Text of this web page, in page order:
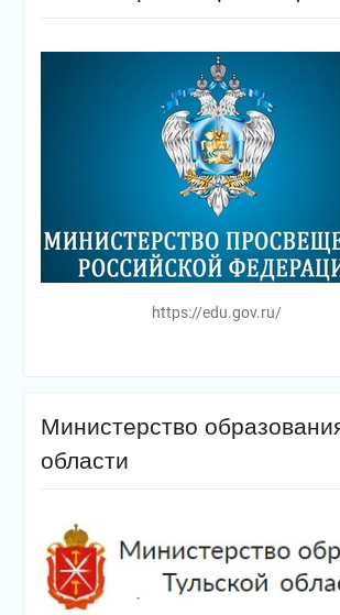
https://edu.gov.ru/
Министерство
области